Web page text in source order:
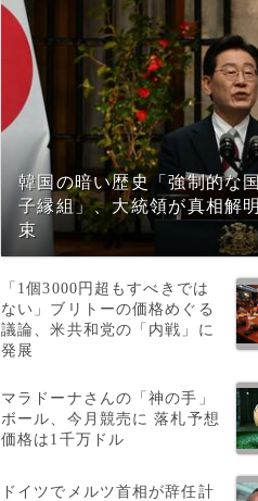
韓国の暗い歴史「強制的な
子縁組」、大統領が真相解
束
「1個3000円超もすべきでは
ない」ブリトーの価格めぐる
議論、米共和党の「内戦」に
発展
マラドーナさんの「神の手」
ボール、今月競売に 落札予想
価格は1千万ドル
ドイツでメルツ首相が辞任計